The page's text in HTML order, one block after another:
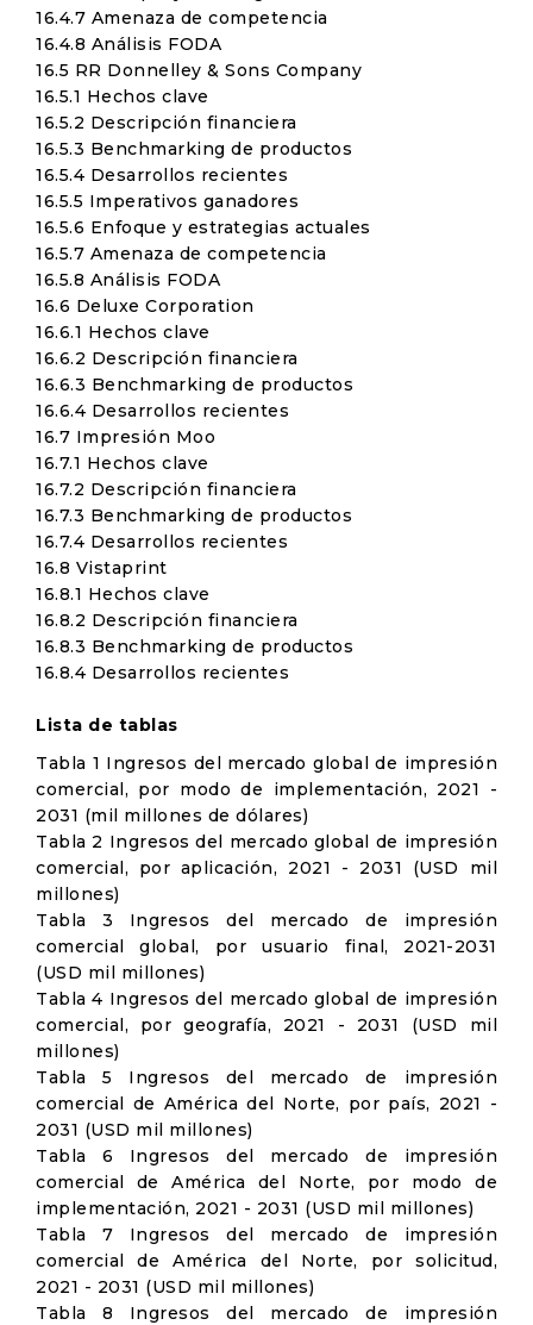
16.4.7 Amenaza de competencia
16.4.8 Análisis FODA
16.5 RR Donnelley & Sons Company
16.5.1 Hechos clave
16.5.2 Descripción financiera
16.5.3 Benchmarking de productos
16.5.4 Desarrollos recientes
16.5.5 Imperativos ganadores
16.5.6 Enfoque y estrategias actuales
16.5.7 Amenaza de competencia
16.5.8 Análisis FODA
16.6 Deluxe Corporation
16.6.1 Hechos clave
16.6.2 Descripción financiera
16.6.3 Benchmarking de productos
16.6.4 Desarrollos recientes
16.7 Impresión Moo
16.7.1 Hechos clave
16.7.2 Descripción financiera
16.7.3 Benchmarking de productos
16.7.4 Desarrollos recientes
16.8 Vistaprint
16.8.1 Hechos clave
16.8.2 Descripción financiera
16.8.3 Benchmarking de productos
16.8.4 Desarrollos recientes
Lista de tablas
Tabla 1 Ingresos del mercado global de impresión
comercial, por modo de implementación, 2021 -
2031 (mil millones de dólares)
Tabla 2 Ingresos del mercado global de impresión
comercial, por aplicación, 2021 - 2031 (USD mil
millones)
Tabla 3 Ingresos del mercado de impresión
comercial global, por usuario final, 2021-2031
(USD mil millones)
Tabla 4 Ingresos del mercado global de impresión
comercial, por geografía, 2021 - 2031 (USD mil
millones)
Tabla 5 Ingresos del mercado de impresión
comercial de América del Norte, por país, 2021 -
2031 (USD mil millones)
Tabla 6 Ingresos del mercado de impresión
comercial de América del Norte, por modo de
implementación, 2021 - 2031 (USD mil millones)
Tabla 7 Ingresos del mercado de impresión
comercial de América del Norte, por solicitud,
2021 - 2031 (USD mil millones)
Tabla 8 Ingresos del mercado de impresión